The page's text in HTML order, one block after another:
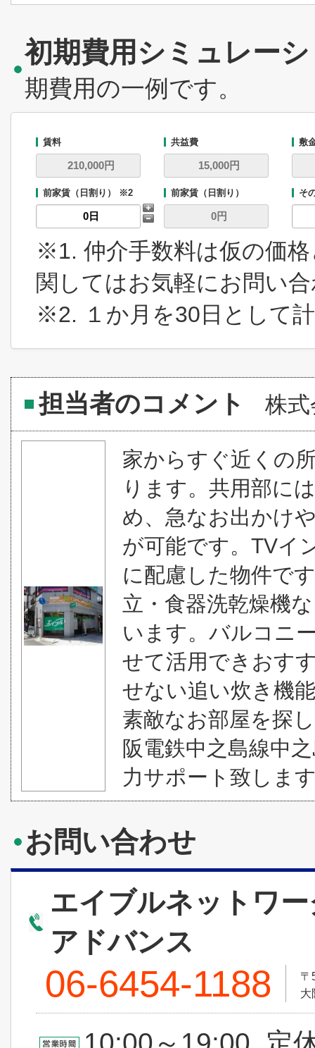
初期費用シミュレー
期費用の一例です。
賃料 共益費 敷
前家賃（日割り） ※2 前家賃（日割り） そ
※1. 仲介手数料は仮の価
関してはお気軽にお問い
※2. １か月を30日として
担当者のコメント 株
家からすぐ近くの
ります。共用部に
め、急なお出かけ
が可能です。TVイ
に配慮した物件で
立・食器洗乾燥機
います。バルコニ
せて活用できおす
せない追い炊き機
素敵なお部屋を探
阪電鉄中之島線中
力サポート致しま
お問い合わせ
エイブルネットワ
アドバンス
06-6454-1188
〒
大